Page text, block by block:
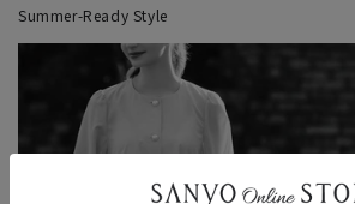
Summer-Ready Style